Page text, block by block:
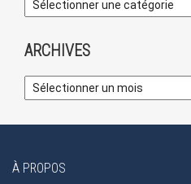
ARCHIVES
À PROPOS